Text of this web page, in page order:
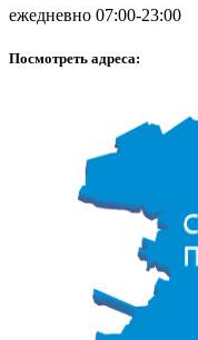
ежедневно 07:00-23:00
Посмотреть адреса: